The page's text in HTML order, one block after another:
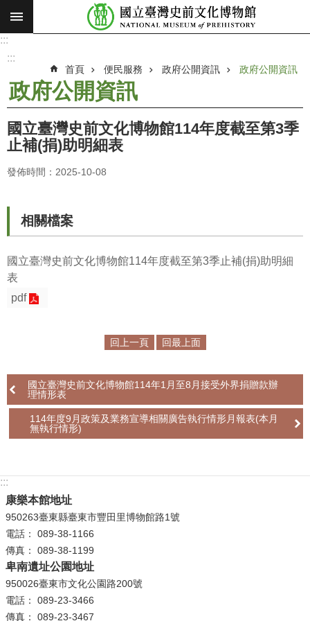
跳到主要內容區塊
搜
願
使
命
最
息
參
觀
展
覽
索
便
民
務
性
平
:::
:::
首頁 便民服務 政府公開資訊 政府公開資訊
政府公開資訊
國立臺灣史前文化博物館114年度截至第3季
止補(捐)助明細表
發佈時間：2025-10-08
相關檔案
國立臺灣史前文化博物館114年度截至第3季止補(捐)助明細
表
pdf
回上一頁 回最上面
國立臺灣史前文化博物館114年1月至8月接受外界捐贈款辦
理情形表
114年度9月政策及業務宣導相關廣告執行情形月報表(本月
無執行情形)
:::
康樂本館地址
950263臺東縣臺東市豐田里博物館路1號
電話： 089-38-1166
傳真： 089-38-1199
卑南遺址公園地址
950026臺東市文化公園路200號
電話： 089-23-3466
傳真： 089-23-3467